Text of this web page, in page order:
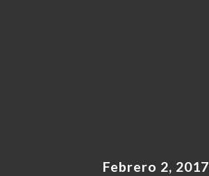
Febrero 2, 2017